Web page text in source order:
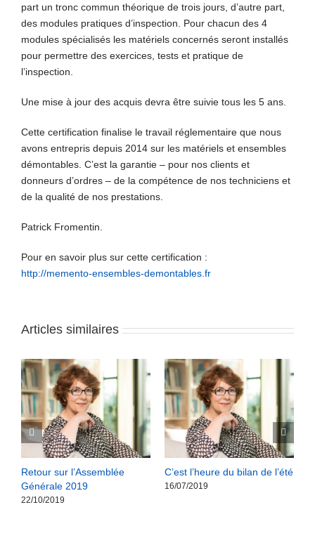
part un tronc commun théorique de trois jours, d’autre part,
des modules pratiques d’inspection. Pour chacun des 4
modules spécialisés les matériels concernés seront installés
pour permettre des exercices, tests et pratique de
l’inspection.
Une mise à jour des acquis devra être suivie tous les 5 ans.
Cette certification finalise le travail réglementaire que nous
avons entrepris depuis 2014 sur les matériels et ensembles
démontables. C’est la garantie – pour nos clients et
donneurs d’ordres – de la compétence de nos techniciens et
de la qualité de nos prestations.
Patrick Fromentin.
Pour en savoir plus sur cette certification :
http://memento-ensembles-demontables.fr
Articles similaires
Retour sur l’Assemblée
Générale 2019
22/10/2019
C’est l’heure du bilan de l’été
16/07/2019